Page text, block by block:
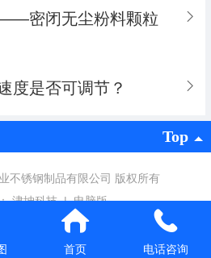
密闭无尘粉料颗粒
度是否可调节？
Top
不锈钢制品有限公司 版权所有
津坤科技 | 电脑版
首页 电话咨询